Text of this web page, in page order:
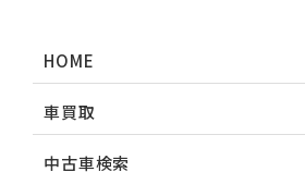
HOME
車買取
中古車検索